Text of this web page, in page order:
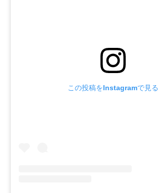
この投稿をInstagramで見る